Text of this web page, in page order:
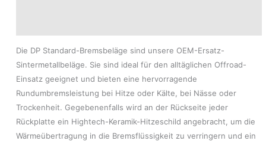
Die DP Standard-Bremsbeläge sind unsere OEM-Ersatz-
Sintermetallbeläge. Sie sind ideal für den alltäglichen Offroad-
Einsatz geeignet und bieten eine hervorragende
Rundumbremsleistung bei Hitze oder Kälte, bei Nässe oder
Trockenheit. Gegebenenfalls wird an der Rückseite jeder
Rückplatte ein Hightech-Keramik-Hitzeschild angebracht, um die
Wärmeübertragung in die Bremsflüssigkeit zu verringern und ein